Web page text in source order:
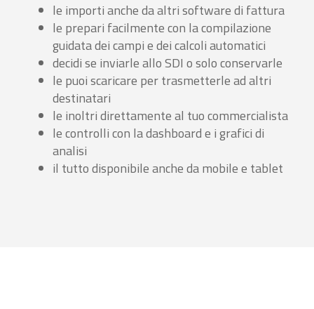
le importi anche da altri software di fattura
le prepari facilmente con la compilazione
guidata dei campi e dei calcoli automatici
decidi se inviarle allo SDI o solo conservarle
le puoi scaricare per trasmetterle ad altri
destinatari
le inoltri direttamente al tuo commercialista
le controlli con la dashboard e i grafici di
analisi
il tutto disponibile anche da mobile e tablet